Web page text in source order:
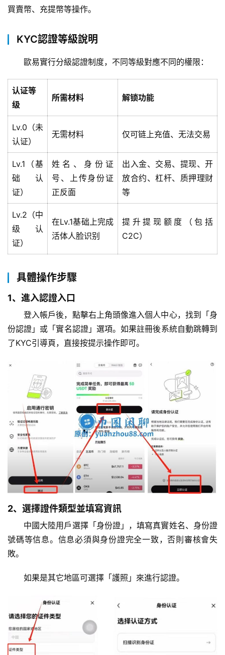
買賣幣、充提幣等操作。
KYC認證等級說明
歐易實行分級認證制度，不同等級對應不同的權限：
认证等
级
所需材料 解锁功能
Lv.0（未
认证）
无需材料 仅可链上充值、无法交易
Lv.1（基
础认
证）
姓名、身份证
号、上传身份证
正反面
出入金、交易、提现、开
放合约、杠杆、质押理财
等
Lv.2（中
级认
证）
在Lv.1基础上完成
活体人脸识别
提升提现额度（包括
C2C）
具體操作步驟
1、進入認證入口
登入帳戶後，點擊右上角頭像進入個人中心，找到「身
份認證」或「實名認證」選項。如果註冊後系統自動跳轉到
了KYC引導頁，直接按提示操作即可。
2、選擇證件類型並填寫資訊
中國大陸用戶選擇「身份證」，填寫真實姓名、身份證
號碼等信息。信息必須與身份證完全一致，否則審核會失
敗。
如果是其它地區可選擇「護照」來進行認證。